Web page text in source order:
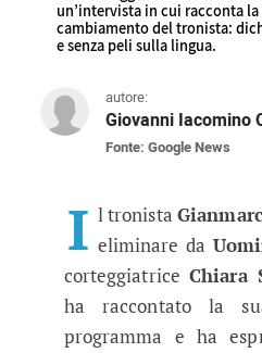
un’intervista in cui racconta la
cambiamento del tronista:
e senza peli sulla lingua.
autore:
Giovanni Iacomino
Fonte: Google News
Uomini e
I l tronista
eliminare da
corteggiatriceChiara
ha raccontato la
programma e ha